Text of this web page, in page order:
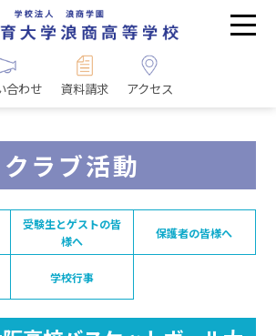
合わせ 資料請求 アクセス
クラブ活動
受験生とゲストの皆
様へ
保護者の皆様へ
学校行事